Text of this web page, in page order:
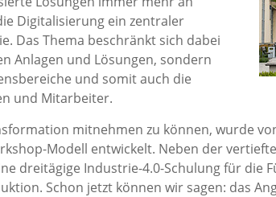
Digitalisierung ein zentraler
Das Thema beschränkt sich dabei
Anlagen und Lösungen, sondern
und somit auch die
und Mitarbeiter.
mitnehmen zu können, wurde
Modell entwickelt. Neben der
dreitägige Industrie-4.0-Schulung für die
Schon jetzt können wir sagen: das